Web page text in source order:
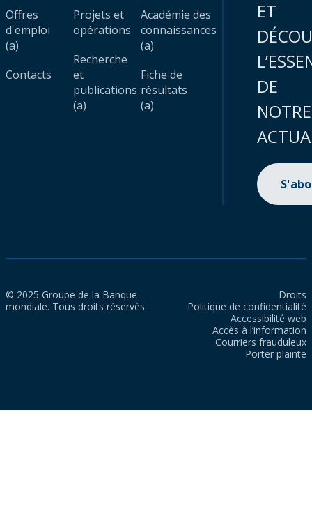
Offres
d'emploi
(a)
Contacts
Projets et
opérations
Recherche
et
publications
(a)
Académie des
connaissances
(a)
Fiche de
résultats
(a)
ET
DE
NOTRE
© 2025 Groupe de la Banque
mondiale. Tous droits réservés.
Droits
Politique de confidentialité
Accessibilité web
Accès à l’information
Courriers frauduleux
Porter plainte